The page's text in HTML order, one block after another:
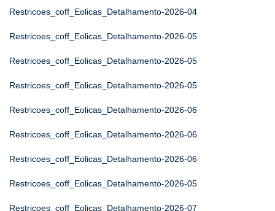
Restricoes_coff_Eolicas_Detalhamento-2026-04
Restricoes_coff_Eolicas_Detalhamento-2026-05
Restricoes_coff_Eolicas_Detalhamento-2026-05
Restricoes_coff_Eolicas_Detalhamento-2026-05
Restricoes_coff_Eolicas_Detalhamento-2026-06
Restricoes_coff_Eolicas_Detalhamento-2026-06
Restricoes_coff_Eolicas_Detalhamento-2026-06
Restricoes_coff_Eolicas_Detalhamento-2026-05
Restricoes_coff_Eolicas_Detalhamento-2026-07